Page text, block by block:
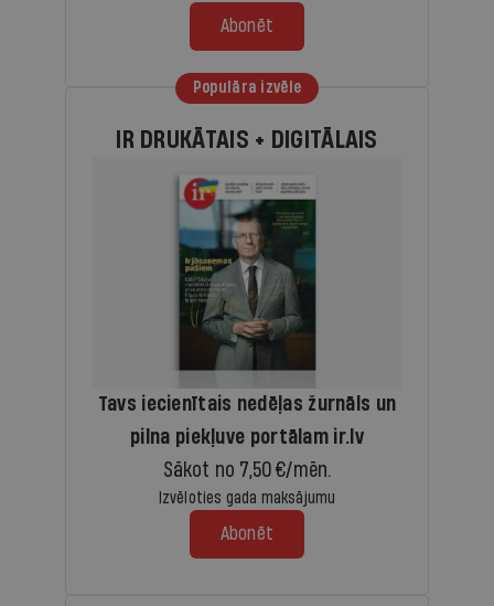
Abonēt
Populāra izvēle
IR DRUKĀTAIS + DIGITĀLAIS
Tavs iecienītais nedēļas žurnāls un
pilna piekļuve portālam ir.lv
Sākot no 7,50 €/mēn.
Izvēloties gada maksājumu
Abonēt